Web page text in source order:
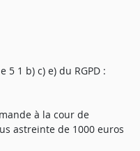
1 b) c) e) du RGPD :
à la cour de
astreinte de 1000 euros